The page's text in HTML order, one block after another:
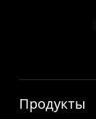
Продукты